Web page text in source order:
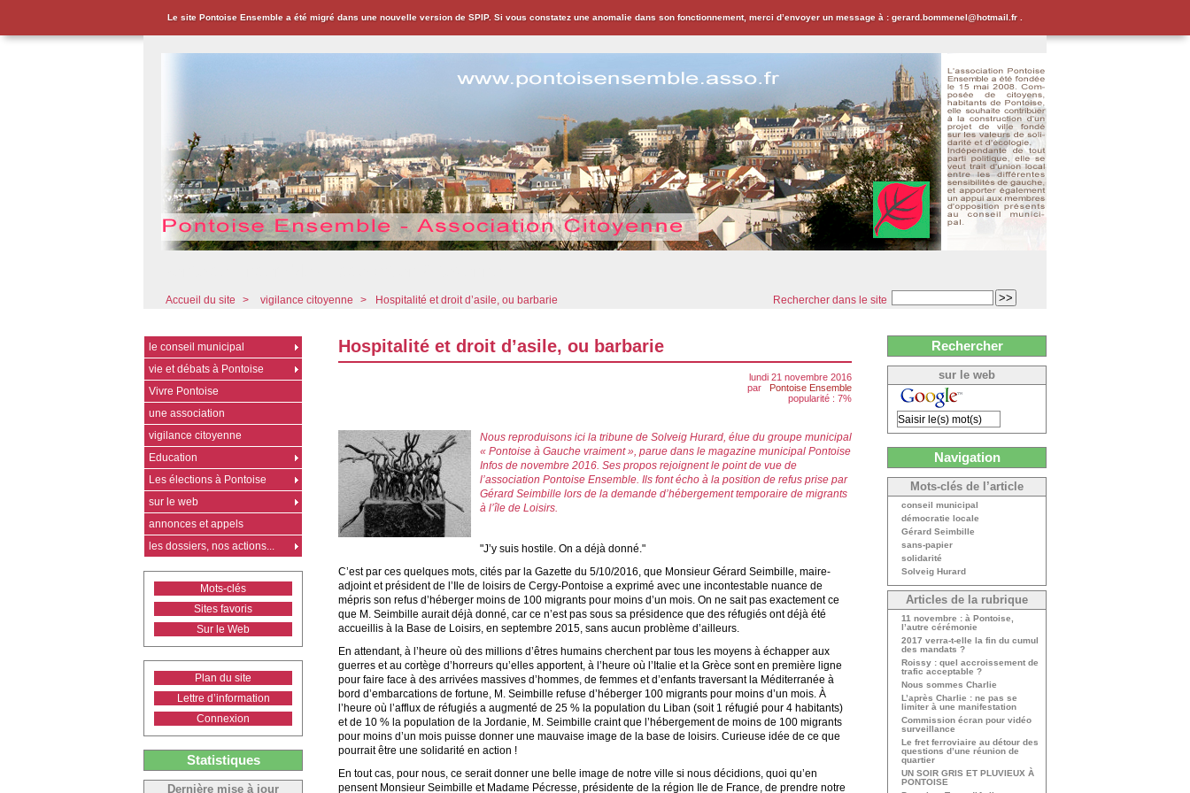
Le site Pontoise Ensemble a été migré dans une nouvelle version de SPIP. Si vous constatez une anomalie dans son fonctionnement, merci d’envoyer un message à : gerard.bommenel@hotmail.fr .
Rechercher dans le site
Accueil du site > vigilance citoyenne > Hospitalité et droit d’asile, ou barbarie
Hospitalité et droit d’asile, ou barbarie
lundi 21 novembre 2016
par
Pontoise Ensemble
popularité : 7%
Nous reproduisons ici la tribune de Solveig Hurard, élue du groupe municipal
« Pontoise à Gauche vraiment », parue dans le magazine municipal Pontoise
Infos de novembre 2016. Ses propos rejoignent le point de vue de
l’association Pontoise Ensemble. Ils font écho à la position de refus prise par
Gérard Seimbille lors de la demande d’hébergement temporaire de migrants
à l’île de Loisirs.
"J’y suis hostile. On a déjà donné."
C’est par ces quelques mots, cités par la Gazette du 5/10/2016, que Monsieur Gérard Seimbille, maire-
adjoint et président de l’Ile de loisirs de Cergy-Pontoise a exprimé avec une incontestable nuance de
mépris son refus d’héberger moins de 100 migrants pour moins d’un mois. On ne sait pas exactement ce
que M. Seimbille aurait déjà donné, car ce n’est pas sous sa présidence que des réfugiés ont déjà été
accueillis à la Base de Loisirs, en septembre 2015, sans aucun problème d’ailleurs.
En attendant, à l’heure où des millions d’êtres humains cherchent par tous les moyens à échapper aux
guerres et au cortège d’horreurs qu’elles apportent, à l’heure où l’Italie et la Grèce sont en première ligne
pour faire face à des arrivées massives d’hommes, de femmes et d’enfants traversant la Méditerranée à
bord d’embarcations de fortune, M. Seimbille refuse d’héberger 100 migrants pour moins d’un mois. À
l’heure où l’afflux de réfugiés a augmenté de 25 % la population du Liban (soit 1 réfugié pour 4 habitants)
et de 10 % la population de la Jordanie, M. Seimbille craint que l’hébergement de moins de 100 migrants
pour moins d’un mois puisse donner une mauvaise image de la base de loisirs. Curieuse idée de ce que
pourrait être une solidarité en action !
En tout cas, pour nous, ce serait donner une belle image de notre ville si nous décidions, quoi qu’en
pensent Monsieur Seimbille et Madame Pécresse, présidente de la région Ile de France, de prendre notre
le conseil municipal
vie et débats à Pontoise
Vivre Pontoise
une association
vigilance citoyenne
Education
Les élections à Pontoise
sur le web
annonces et appels
les dossiers, nos actions...
Mots-clés
Sites favoris
Sur le Web
Plan du site
Lettre d’information
Connexion
Statistiques
Dernière mise à jour
Rechercher
sur le web
Navigation
Mots-clés de l’article
conseil municipal
démocratie locale
Gérard Seimbille
sans-papier
solidarité
Solveig Hurard
Articles de la rubrique
11 novembre : à Pontoise,
l’autre cérémonie
2017 verra-t-elle la fin du cumul
des mandats ?
Roissy : quel accroissement de
trafic acceptable ?
Nous sommes Charlie
L’après Charlie : ne pas se
limiter à une manifestation
Commission écran pour vidéo
surveillance
Le fret ferroviaire au détour des
questions d’une réunion de
quartier
UN SOIR GRIS ET PLUVIEUX À
PONTOISE